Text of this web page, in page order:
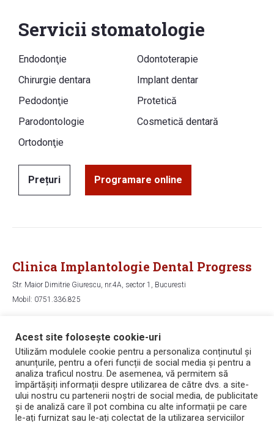
Servicii stomatologie
Endodonţie
Odontoterapie
Chirurgie dentara
Implant dentar
Pedodonţie
Protetică
Parodontologie
Cosmetică dentară
Ortodonţie
Prețuri Programare online
Acest site folosește cookie-uri
Utilizăm modulele cookie pentru a personaliza conținutul și
anunțurile, pentru a oferi funcții de social media și pentru a
analiza traficul nostru. De asemenea, vă permitem să
împărtășiți informații despre utilizarea de către dvs. a site-
ului nostru cu partenerii noștri de social media, de publicitate
și de analiză care îl pot combina cu alte informații pe care
le-ați furnizat sau le-ați colectat de la utilizarea serviciilor
Clinica Implantologie Dental Progress
Str. Maior Dimitrie Giurescu, nr.4A, sector 1, Bucuresti
Mobil: 0751.336.825
Hartă
Copyright © 2006 - 2026 Dental Progress
Politica de confidențialitate
Politica de utilizare a cookie-urilor
Termeni și condiții
Bicarbonat de sodiu pentru dinti